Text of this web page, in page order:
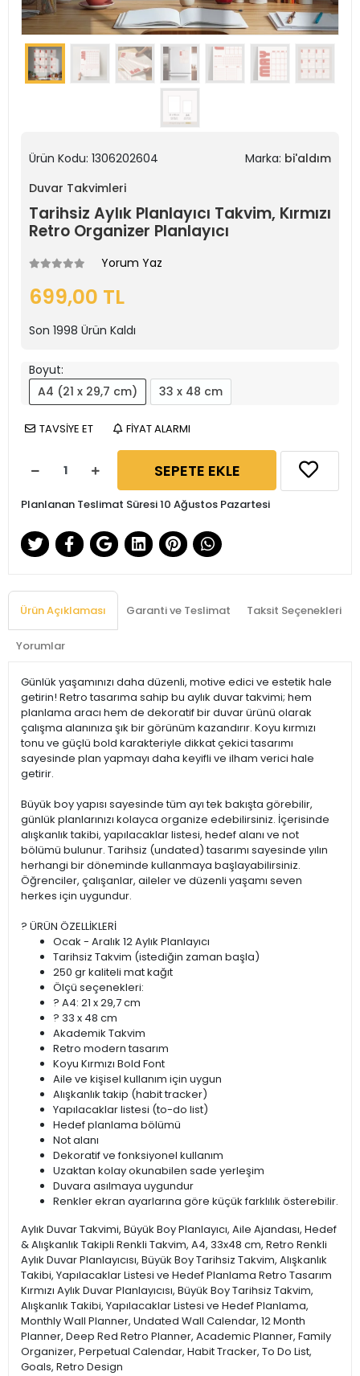
Ürün Kodu: 1306202604 Marka: bi'aldım
Duvar Takvimleri
Tarihsiz Aylık Planlayıcı Takvim, Kırmızı
Retro Organizer Planlayıcı
Yorum Yaz
699,00 TL
Son 1998 Ürün Kaldı
Boyut:
A4 (21 x 29,7 cm)
33 x 48 cm
TAVSİYE ET FİYAT ALARMI
SEPETE EKLE
Planlanan Teslimat Süresi 10 Ağustos Pazartesi
Ürün Açıklaması Garanti ve Teslimat Taksit Seçenekleri
Yorumlar
Günlük yaşamınızı daha düzenli, motive edici ve estetik hale
getirin! Retro tasarıma sahip bu aylık duvar takvimi; hem
planlama aracı hem de dekoratif bir duvar ürünü olarak
çalışma alanınıza şık bir görünüm kazandırır. Koyu kırmızı
tonu ve güçlü bold karakteriyle dikkat çekici tasarımı
sayesinde plan yapmayı daha keyifli ve ilham verici hale
getirir.
Büyük boy yapısı sayesinde tüm ayı tek bakışta görebilir,
günlük planlarınızı kolayca organize edebilirsiniz. İçerisinde
alışkanlık takibi, yapılacaklar listesi, hedef alanı ve not
bölümü bulunur. Tarihsiz (undated) tasarımı sayesinde yılın
herhangi bir döneminde kullanmaya başlayabilirsiniz.
Öğrenciler, çalışanlar, aileler ve düzenli yaşamı seven
herkes için uygundur.
? ÜRÜN ÖZELLİKLERİ
Ocak - Aralık 12 Aylık Planlayıcı
Tarihsiz Takvim (istediğin zaman başla)
250 gr kaliteli mat kağıt
Ölçü seçenekleri:
? A4: 21 x 29,7 cm
? 33 x 48 cm
Akademik Takvim
Retro modern tasarım
Koyu Kırmızı Bold Font
Aile ve kişisel kullanım için uygun
Alışkanlık takip (habit tracker)
Yapılacaklar listesi (to-do list)
Hedef planlama bölümü
Not alanı
Dekoratif ve fonksiyonel kullanım
Uzaktan kolay okunabilen sade yerleşim
Duvara asılmaya uygundur
Renkler ekran ayarlarına göre küçük farklılık österebilir.
Aylık Duvar Takvimi, Büyük Boy Planlayıcı, Aile Ajandası, Hedef
& Alışkanlık Takipli Renkli Takvim, A4, 33x48 cm, Retro Renkli
Aylık Duvar Planlayıcısı, Büyük Boy Tarihsiz Takvim, Alışkanlık
Takibi, Yapılacaklar Listesi ve Hedef Planlama Retro Tasarım
Kırmızı Aylık Duvar Planlayıcısı, Büyük Boy Tarihsiz Takvim,
Alışkanlık Takibi, Yapılacaklar Listesi ve Hedef Planlama,
Monthly Wall Planner, Undated Wall Calendar, 12 Month
Planner, Deep Red Retro Planner, Academic Planner, Family
Organizer, Perpetual Calendar, Habit Tracker, To Do List,
Goals, Retro Design